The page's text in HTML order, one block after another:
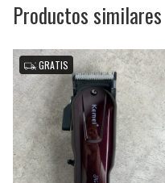
Productos similares
GRATIS